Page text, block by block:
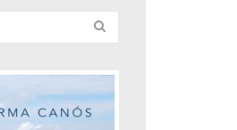
búsqueda